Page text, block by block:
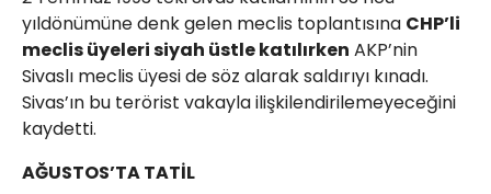
yıldönümüne denk gelen meclis toplantısına CHP’li
meclis üyeleri siyah üstle katılırken AKP’nin
Sivaslı meclis üyesi de söz alarak saldırıyı kınadı.
Sivas’ın bu terörist vakayla ilişkilendirilemeyeceğini
kaydetti.
AĞUSTOS’TA TATİL